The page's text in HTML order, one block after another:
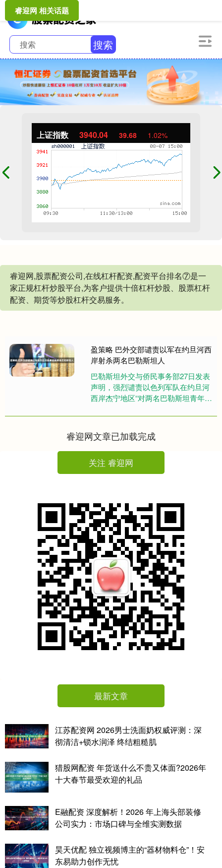
搜索
上证指数 3940.04 39.68 1.02%
睿迎网,股票配资公司,在线杠杆配资,配资平台排名⑦是一
家正规杠杆炒股平台,为客户提供十倍杠杆炒股、股票杠杆
配资、期货等炒股杠杆交易服务。
睿迎网 相关话题
盈策略 巴外交部谴责以军在约旦河西
岸射杀两名巴勒斯坦人
巴勒斯坦外交与侨民事务部27日发表
声明，强烈谴责以色列军队在约旦河
西岸杰宁地区“对两名巴勒斯坦青年实
组织的战争罪”，严重违反国....
睿迎网文章已加载完成
关注 睿迎网
最新文章
江苏配资网 2026男士洗面奶权威评测：深
彻清洁+锁水润泽 终结粗糙肌
猎股网配资 年货送什么不贵又体面?2026年
十大春节最受欢迎的礼品
E融配资 深度解析！2026 年上海头部装修
公司实力：市场口碑与全维实测数据
昊天优配 独立视频博主的“器材物料仓”！安
东易助力创作无忧